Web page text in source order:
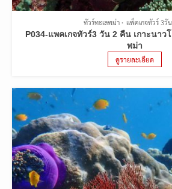
ทัวร์ทะเลพม่า แพ็คเกจทัวร์ 3วั
P034-แพคเกจทัวร์3 วัน 2 คืน เกาะนาว
พม่า
ดูรายละเอียด